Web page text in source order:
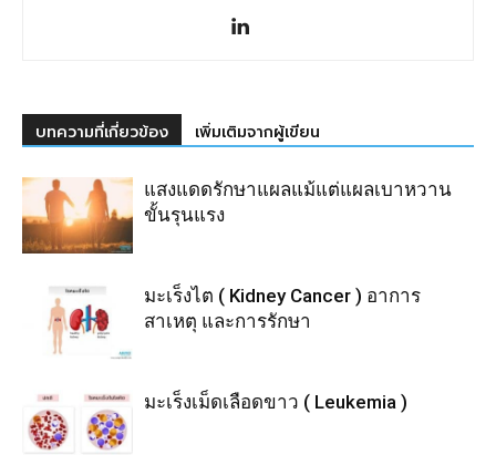
บทความที่เกี่ยวข้อง เพิ่มเติมจากผู้เขียน
แสงแดดรักษาแผลแม้แต่แผลเบาหวาน
ขั้นรุนแรง
มะเร็งไต ( Kidney Cancer ) อาการ
สาเหตุ และการรักษา
มะเร็งเม็ดเลือดขาว ( Leukemia )